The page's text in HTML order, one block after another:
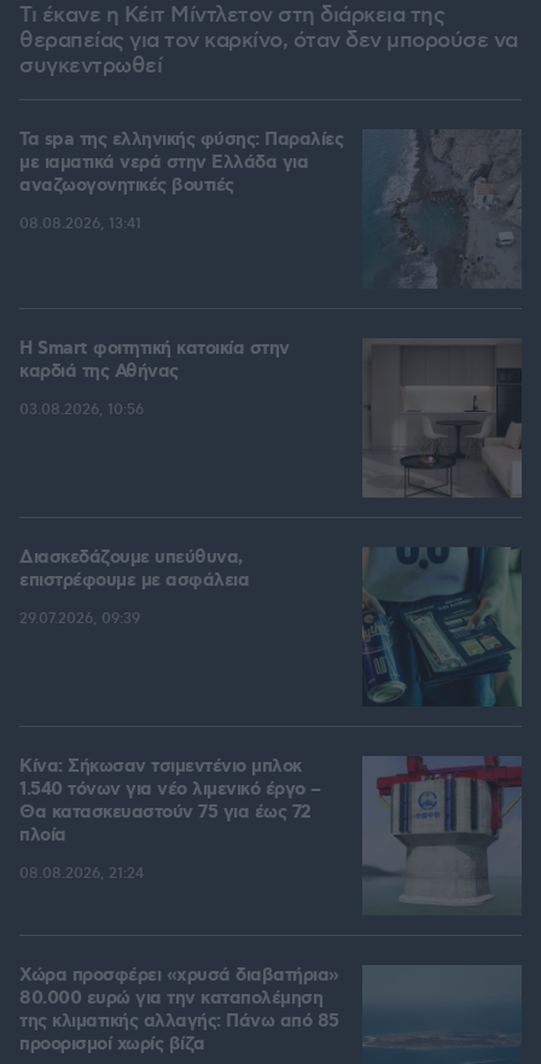
Τι έκανε η Κέιτ Μίντλετον στη διάρκεια της
θεραπείας για τον καρκίνο, όταν δεν μπορούσε να
συγκεντρωθεί
Τα spa της ελληνικής φύσης: Παραλίες
με ιαματικά νερά στην Ελλάδα για
αναζωογονητικές βουτιές
08.08.2026, 13:41
Η Smart φοιτητική κατοικία στην
καρδιά της Αθήνας
03.08.2026, 10:56
Διασκεδάζουμε υπεύθυνα,
επιστρέφουμε με ασφάλεια
29.07.2026, 09:39
Κίνα: Σήκωσαν τσιμεντένιο μπλοκ
1.540 τόνων για νέο λιμενικό έργο –
Θα κατασκευαστούν 75 για έως 72
πλοία
08.08.2026, 21:24
Χώρα προσφέρει «χρυσά διαβατήρια»
80.000 ευρώ για την καταπολέμηση
της κλιματικής αλλαγής: Πάνω από 85
προορισμοί χωρίς βίζα